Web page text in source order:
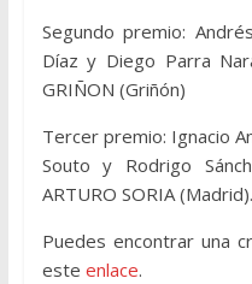
Segundo premio:
Díaz y Diego Parra
GRIÑON (Griñón)
Tercer premio: Ignacio
Souto y Rodrigo
ARTURO SORIA (Madrid).
Puedes encontrar una
este enlace.